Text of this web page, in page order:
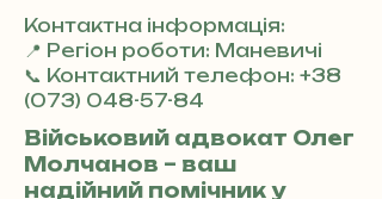
Контактна інформація:
📍 Регіон роботи: Маневичі
📞 Контактний телефон: +38
(073) 048-57-84
Військовий адвокат Олег
Молчанов – ваш
надійний помічник у